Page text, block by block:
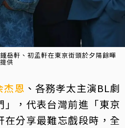
岳軒、初孟軒在東京街頭於夕陽餘暉
供
杰恩 、各務孝太主演BL劇
」，代表台灣前進「東京
在分享最難忘戲段時，全